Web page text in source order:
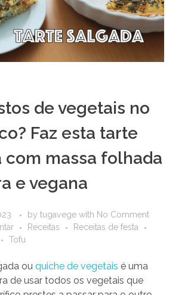
de vegetais no
Faz esta tarte
com massa folhada
e vegana
by tugavege with No Comment
Receitas
Receitas de festa
Tofu
ou quiche de vegetais é uma
de usar todos os vegetais que